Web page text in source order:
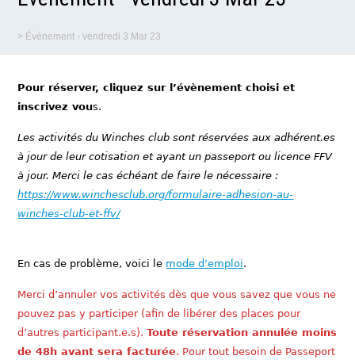
> Évènement - vendredi 3 Mar 23
Pour réserver, cliquez sur l’évènement choisi et
inscrivez vous.
Les activités du Winches club sont réservées aux adhérent.es
à jour de leur cotisation et ayant un passeport ou licence FFV
à jour. Merci le cas échéant de faire le nécessaire :
https://www.winchesclub.org/formulaire-adhesion-au-
winches-club-et-ffv/
En cas de problème, voici le mode d’emploi.
Merci d’annuler vos activités dès que vous savez que vous ne
pouvez pas y participer (afin de libérer des places pour
d’autres participant.e.s).Toute réservation annulée moins
de 48h avant sera facturée. Pour tout besoin de Passeport